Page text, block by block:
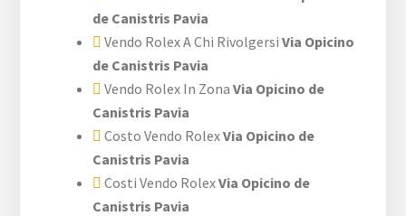
de Canistris Pavia
Vendo Rolex A Chi Rivolgersi Via Opicino
de Canistris Pavia
Vendo Rolex In Zona Via Opicino de
Canistris Pavia
Costo Vendo RolexVia Opicino de
Canistris Pavia
Costi Vendo RolexVia Opicino de
Canistris Pavia